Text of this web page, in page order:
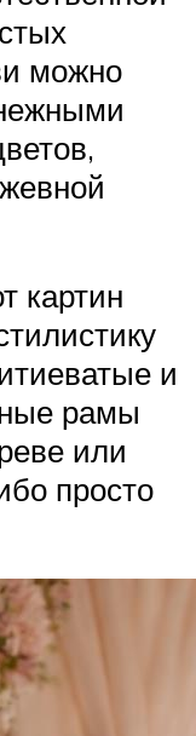
можно
картин
и
рамы
или
просто